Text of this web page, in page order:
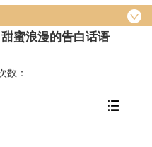
蜜浪漫的告白话语
数：